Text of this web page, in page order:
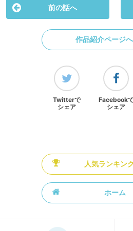
前の話へ
作品紹介ページ
Twitterで
シェア
Facebook
シェア
人気ランキン
ホーム